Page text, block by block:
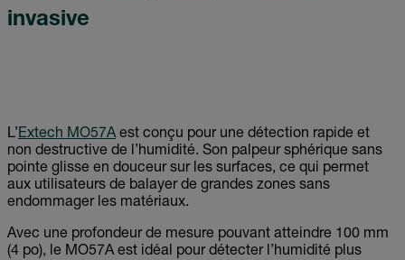
invasive
L’Extech MO57Aest conçu pour une détection rapide et
non destructive de l’humidité. Son palpeur sphérique sans
pointe glisse en douceur sur les surfaces, ce qui permet
aux utilisateurs de balayer de grandes zones sans
endommager les matériaux.
Avec une profondeur de mesure pouvant atteindre 100 mm
(4 po), le MO57A est idéal pour détecter l’humidité plus